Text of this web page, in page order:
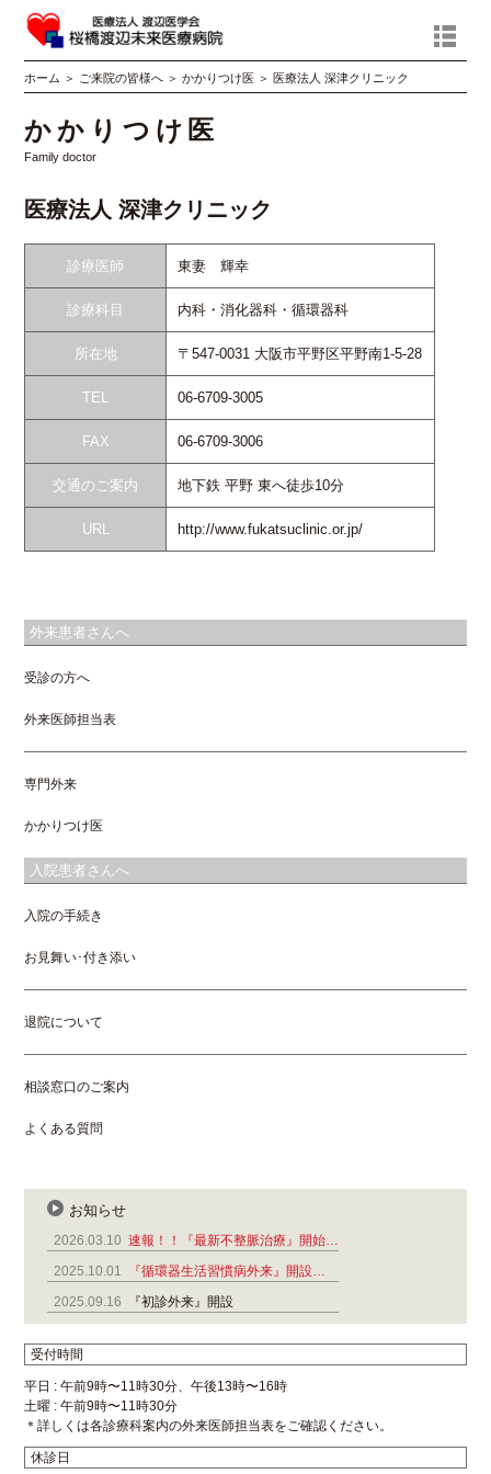
ホーム ＞ ご来院の皆様へ ＞かかりつけ医 ＞ 医療法人 深津クリニック
かかりつけ医
Family doctor
医療法人 深津クリニック
診療医師 東妻 輝幸
診療科目 内科・消化器科・循環器科
所在地 〒547-0031 大阪市平野区平野南1-5-28
TEL 06-6709-3005
FAX 06-6709-3006
交通のご案内 地下鉄 平野 東へ徒歩10分
URL http://www.fukatsuclinic.or.jp/
外来患者さんへ
受診の方へ
外来医師担当表
専門外来
かかりつけ医
入院患者さんへ
入院の手続き
お見舞い･付き添い
退院について
相談窓口のご案内
よくある質問
お知らせ
2026.03.10 速報！！『最新不整脈治療』開始…
2025.10.01
『循環器生活習慣病外来』開設…
2025.09.16
『初診外来』開設
受付時間
平日 : 午前9時〜11時30分、午後13時〜16時
土曜 : 午前9時〜11時30分
＊詳しくは各診療科案内の外来医師担当表をご確認ください。
休診日